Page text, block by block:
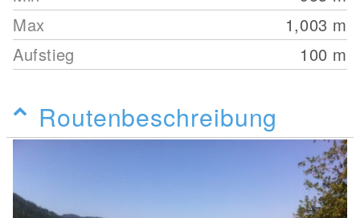
Max
1,003 m
Aufstieg
100 m
Routenbeschreibung